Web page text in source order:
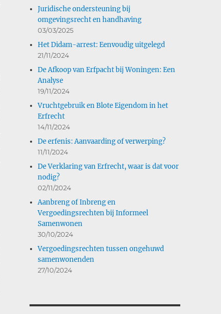
Juridische ondersteuning bij
omgevingsrecht en handhaving
03/03/2025
Het Didam-arrest: Eenvoudig uitgelegd
21/11/2024
De Afkoop van Erfpacht bij Woningen: Een
Analyse
19/11/2024
Vruchtgebruik en Blote Eigendom in het
Erfrecht
14/11/2024
De erfenis: Aanvaarding of verwerping?
11/11/2024
De Verklaring van Erfrecht, waar is dat voor
nodig?
02/11/2024
Aanbreng of Inbreng en
Vergoedingsrechten bij Informeel
Samenwonen
30/10/2024
Vergoedingsrechten tussen ongehuwd
samenwonenden
27/10/2024